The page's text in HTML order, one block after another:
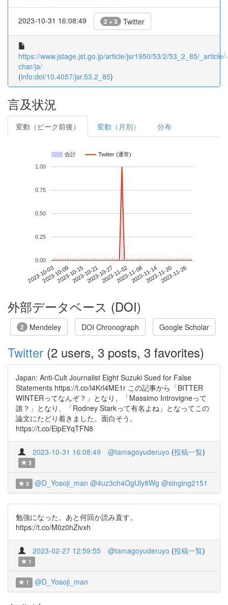
2023-10-31 16:08:49 2 + 3 Twitter
https://www.jstage.jst.go.jp/article/jsr1950/53/2/53_2_85/_article/-
char/ja/
(info:doi/10.4057/jsr.53.2_85)
言及状況
変動（ピーク前後） 変動（月別） 分布
合計 Twitter (通常)
2023-10-032023-10-092023-10-152023-10-212023-10-272023-11-022023-11-082023-11-142023-11-202023-11-26
0.00
0.25
0.50
0.75
1.00
外部データベース (DOI)
2 Mendeley DOI Chronograph Google Scholar
Twitter (2 users, 3 posts, 3 favorites)
Japan: Anti-Cult Journalist Eight Suzuki Sued for False
Statements https://t.co/l4Krl4ME1r この記事から「BITTER
WINTERってなんぞ？」となり、「Massimo Introvigneって
誰？」となり、「Rodney Starkって有名よね」となってこの
論文にたどり着きました。面白そう。
https://t.co/EipEYqTFN8
2023-10-31 16:08:49 @tamagoyuderuyo (投稿一覧)
3
3 @D_Yosoji_man @4uz3ch4OgUly8Wg @singing2151
勉強になった。あと何回か読み直す。
https://t.co/M0z0hZivxh
2023-02-27 12:59:55 @tamagoyuderuyo (投稿一覧)
1
1 @D_Yosoji_man